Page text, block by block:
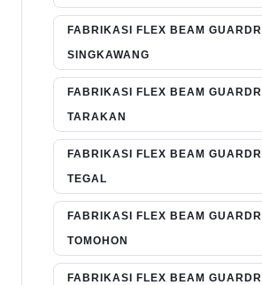
FABRIKASI FLEX BEAM
SINGKAWANG
FABRIKASI FLEX BEAM
TARAKAN
FABRIKASI FLEX BEAM
TEGAL
FABRIKASI FLEX BEAM
TOMOHON
FABRIKASI FLEX BEAM